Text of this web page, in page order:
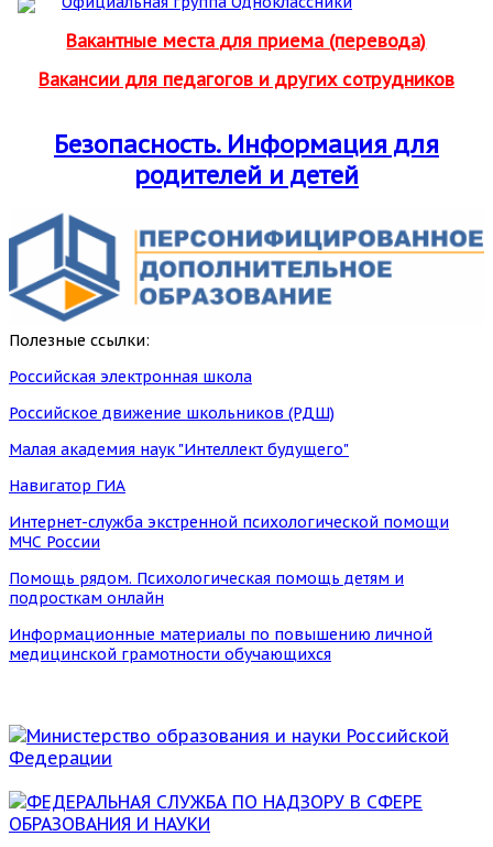
Вакантные места для приема (перевода)
Вакансии для педагогов и других сотрудников
Безопасность. Информация для
родителей и детей
Полезные ссылки:
Российская электронная школа
Российское движение школьников (РДШ)
Малая академия наук "Интеллект будущего"
Навигатор ГИА
Интернет-служба экстренной психологической помощи
МЧС России
Помощь рядом. Психологическая помощь детям и
подросткам онлайн
Информационные материалы по повышению личной
медицинской грамотности обучающихся